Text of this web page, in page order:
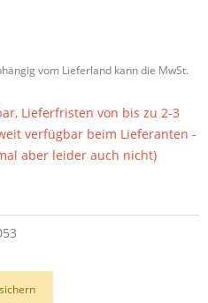
vom Lieferland kann die MwSt.
Lieferfristen von bis zu 2-3
verfügbar beim Lieferanten -
aber leider auch nicht)